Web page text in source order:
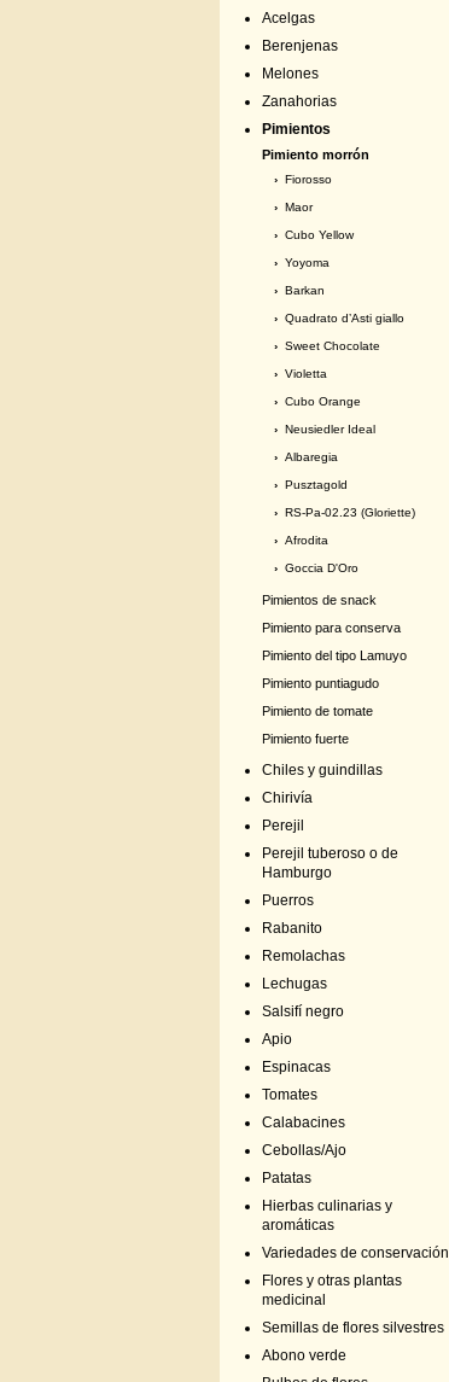
Acelgas
Berenjenas
Melones
Zanahorias
Pimientos
Pimiento morrón
› Fiorosso
› Maor
› Cubo Yellow
› Yoyoma
› Barkan
› Quadrato d’Asti giallo
› Sweet Chocolate
› Violetta
› Cubo Orange
› Neusiedler Ideal
› Albaregia
› Pusztagold
› RS-Pa-02.23 (Gloriette)
› Afrodita
› Goccia D'Oro
Pimientos de snack
Pimiento para conserva
Pimiento del tipo Lamuyo
Pimiento puntiagudo
Pimiento de tomate
Pimiento fuerte
Chiles y guindillas
Chirivía
Perejil
Perejil tuberoso o de
Hamburgo
Puerros
Rabanito
Remolachas
Lechugas
Salsifí negro
Apio
Espinacas
Tomates
Calabacines
Cebollas/Ajo
Patatas
Hierbas culinarias y
aromáticas
Variedades de conservación
Flores y otras plantas
medicinal
Semillas de flores silvestres
Abono verde